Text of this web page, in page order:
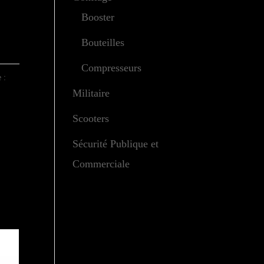
:
Booster
Bouteilles
Compresseurs
Militaire
Scooters
Sécurité Publique et
Commerciale